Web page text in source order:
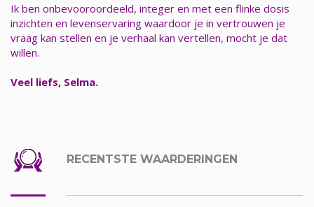
Ik ben onbevooroordeeld, integer en met een flinke dosis
inzichten en levenservaring waardoor je in vertrouwen je
vraag kan stellen en je verhaal kan vertellen, mocht je dat
willen.
Veel liefs, Selma.
RECENTSTE WAARDERINGEN